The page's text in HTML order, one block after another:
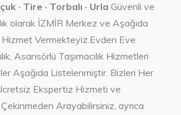
· Tire · Torbalı · Urla Güvenli ve
olarak İZMİR Merkez ve Aşağıda
Vermekteyiz.Evden Eve
Asansörlü Taşımacılık Hizmetleri
Aşağıda Listelenmiştir. Bizleri Her
Ekspertiz Hizmeti ve
Arayabilirsiniz, ayrıca